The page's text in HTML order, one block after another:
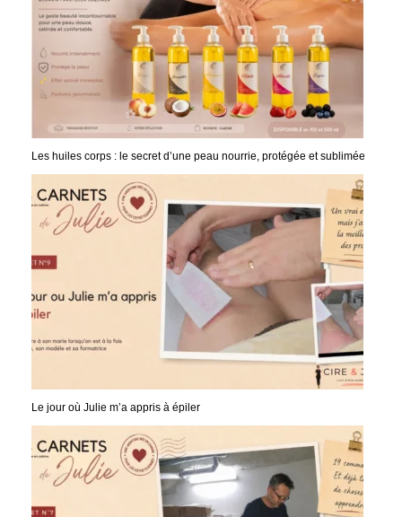
Les huiles corps : le secret d’une peau nourrie, protégée et sublimée
Le jour où Julie m’a appris à épiler